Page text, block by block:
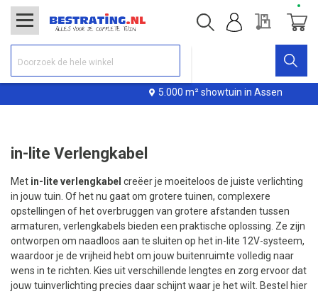
5.000 m² showtuin in Assen
Offerte
in-lite Verlengkabel
Met in-lite verlengkabel creëer je moeiteloos de juiste verlichting
in jouw tuin. Of het nu gaat om grotere tuinen, complexere
opstellingen of het overbruggen van grotere afstanden tussen
armaturen, verlengkabels bieden een praktische oplossing. Ze zijn
ontworpen om naadloos aan te sluiten op het in-lite 12V-systeem,
waardoor je de vrijheid hebt om jouw buitenruimte volledig naar
wens in te richten. Kies uit verschillende lengtes en zorg ervoor dat
jouw tuinverlichting precies daar schijnt waar je het wilt. Bestel hier